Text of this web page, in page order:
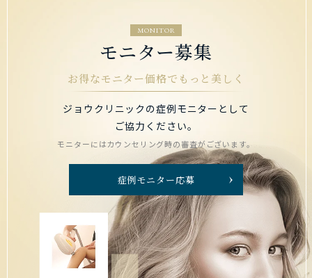
MONITOR
モニター募集
お得なモニター価格でもっと美しく
ジョウクリニックの症例モニターとして
ご協力ください。
モニターにはカウンセリング時の審査がございます。
症例モニター応募